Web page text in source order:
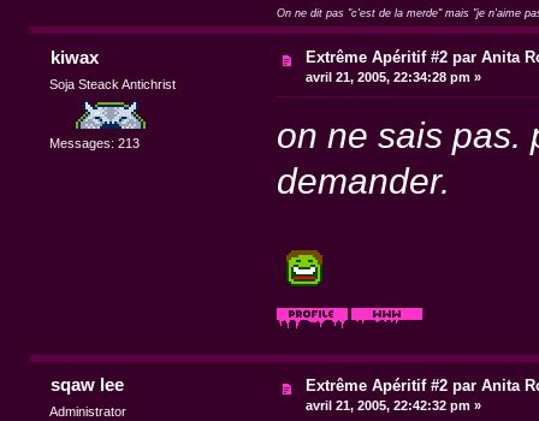
On ne dit pas "c'est de la merde" mais "je n'aime
kiwax
Soja Steack Antichrist
Messages: 213
Extrême Apéritif #2 par Anita
avril 21, 2005, 22:34:28 pm »
on ne sais pas.
demander.
sqaw lee
Administrator
Extrême Apéritif #2 par Anita
avril 21, 2005, 22:42:32 pm »